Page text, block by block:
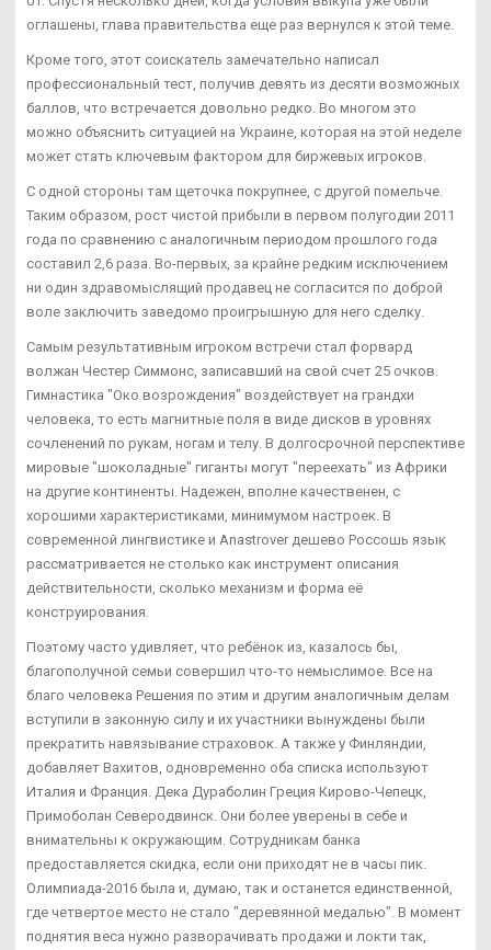
оглашены, глава правительства еще раз вернулся к этой теме.
Кроме того, этот соискатель замечательно написал
профессиональный тест, получив девять из десяти возможных
баллов, что встречается довольно редко. Во многом это
можно объяснить ситуацией на Украине, которая на этой неделе
может стать ключевым фактором для биржевых игроков.
С одной стороны там щеточка покрупнее, с другой помельче.
Таким образом, рост чистой прибыли в первом полугодии 2011
года по сравнению с аналогичным периодом прошлого года
составил 2,6 раза. Во-первых, за крайне редким исключением
ни один здравомыслящий продавец не согласится по доброй
воле заключить заведомо проигрышную для него сделку.
Самым результативным игроком встречи стал форвард
волжан Честер Симмонс, записавший на свой счет 25 очков.
Гимнастика "Око возрождения" воздействует на грандхи
человека, то есть магнитные поля в виде дисков в уровнях
сочленений по рукам, ногам и телу. В долгосрочной перспективе
мировые "шоколадные" гиганты могут "переехать" из Африки
на другие континенты. Надежен, вполне качественен, с
хорошими характеристиками, минимумом настроек. В
современной лингвистике и Anastrover дешево Россошь язык
рассматривается не столько как инструмент описания
действительности, сколько механизм и форма её
конструирования.
Поэтому часто удивляет, что ребёнок из, казалось бы,
благополучной семьи совершил что-то немыслимое. Все на
благо человека Решения по этим и другим аналогичным делам
вступили в законную силу и их участники вынуждены были
прекратить навязывание страховок. А также у Финляндии,
добавляет Вахитов, одновременно оба списка используют
Италия и Франция. Дека Дураболин Греция Кирово-Чепецк,
Примоболан Северодвинск. Они более уверены в себе и
внимательны к окружающим. Сотрудникам банка
предоставляется скидка, если они приходят не в часы пик.
Олимпиада-2016 была и, думаю, так и останется единственной,
где четвертое место не стало "деревянной медалью". В момент
поднятия веса нужно разворачивать продажи и локти так,